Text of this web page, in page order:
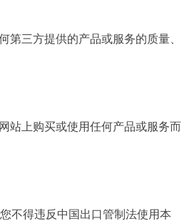
三方提供的产品或服务的质量、
站上购买或使用任何产品或服务而
不得违反中国出口管制法使用本